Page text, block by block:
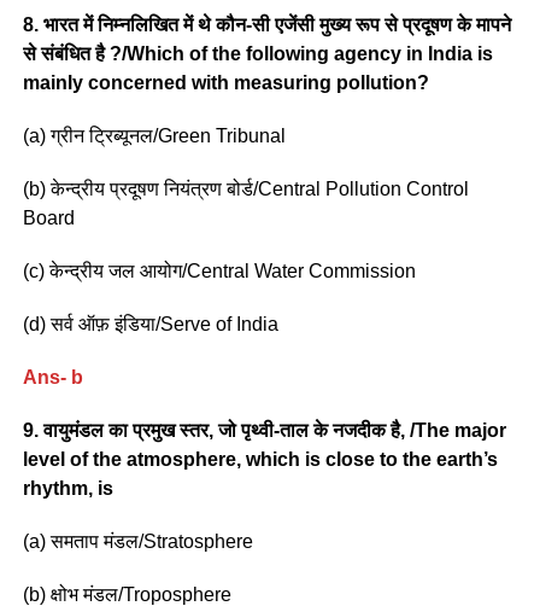
8. भारत में निम्नलिखित में थे कौन-सी एजेंसी मुख्य रूप से प्रदूषण के मापने
से संबंधित है ?/Which of the following agency in India is
mainly concerned with measuring pollution?
(a) ग्रीन ट्रिब्यूनल/Green Tribunal
(b) केन्द्रीय प्रदूषण नियंत्रण बोर्ड/Central Pollution Control
Board
(c) केन्द्रीय जल आयोग/Central Water Commission
(d) सर्व ऑफ़ इंडिया/Serve of India
Ans- b
9. वायुमंडल का प्रमुख स्तर, जो पृथ्वी-ताल के नजदीक है, /The major
level of the atmosphere, which is close to the earth’s
rhythm, is
(a) समताप मंडल/Stratosphere
(b) क्षोभ मंडल/Troposphere